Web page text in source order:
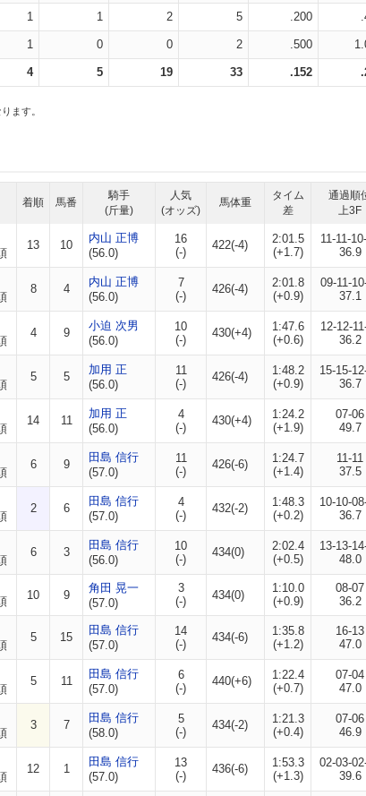
1 1 2 5 .200
1 0 0 2 .500
4 5 19 33 .152
ます。
着順 馬番
騎手
(斤量)
人気
(オッズ)
馬体重
タイム
差
通過順
上3F
13 10
内山 正博
(56.0)
16
(-)
422(-4)
2:01.5
(+1.7)
11-11-
36.9
8 4
内山 正博
(56.0)
7
(-)
426(-4)
2:01.8
(+0.9)
09-11-
37.1
4 9
小迫 次男
(56.0)
10
(-)
430(+4)
1:47.6
(+0.6)
12-12-
36.2
5 5
加用 正
(56.0)
11
(-)
426(-4)
1:48.2
(+0.9)
15-15-
36.7
14 11
加用 正
(56.0)
4
(-)
430(+4)
1:24.2
(+1.9)
07-06
49.7
6 9
田島 信行
(57.0)
11
(-)
426(-6)
1:24.7
(+1.4)
11-11
37.5
2 6
田島 信行
(57.0)
4
(-)
432(-2)
1:48.3
(+0.2)
10-10-
36.7
6 3
田島 信行
(56.0)
10
(-)
434(0)
2:02.4
(+0.5)
13-13-
48.0
10 9
角田 晃一
(57.0)
3
(-)
434(0)
1:10.0
(+0.9)
08-07
36.2
5 15
田島 信行
(57.0)
14
(-)
434(-6)
1:35.8
(+1.2)
16-13
47.0
5 11
田島 信行
(57.0)
6
(-)
440(+6)
1:22.4
(+0.7)
07-04
47.0
3 7
田島 信行
(58.0)
5
(-)
434(-2)
1:21.3
(+0.4)
07-06
46.9
12 1
田島 信行
(57.0)
13
(-)
436(-6)
1:53.3
(+1.3)
02-03-
39.6